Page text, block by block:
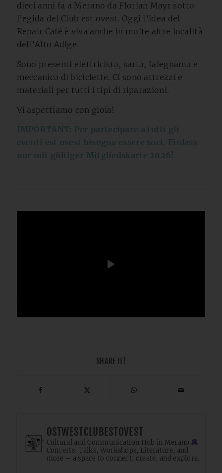
dieci anni fa a Merano da Florian Mayr sotto
l’egida del Club est ovest. Oggi l’idea del
Repair Café è viva anche in molte altre località
dell’Alto Adige.
Sono presenti elettricistə, sartə, falegnamə e
meccanicə di biciclette. Ci sono attrezzi e
materiali per tutti i tipi di riparazioni.
Vi aspettiamo con gioia!
IMPORTANT: Per partecipare a tutti gli
eventi est ovest bisogna essere soci. Einlass
nur mit gültiger Mitgliedskarte 2026!
SHARE IT!
OSTWESTCLUBESTOVEST
Cultural and Communication Hub in Merano
Concerts, Talks, Workshops, Literature, and
more – a space to connect, create, and explore.